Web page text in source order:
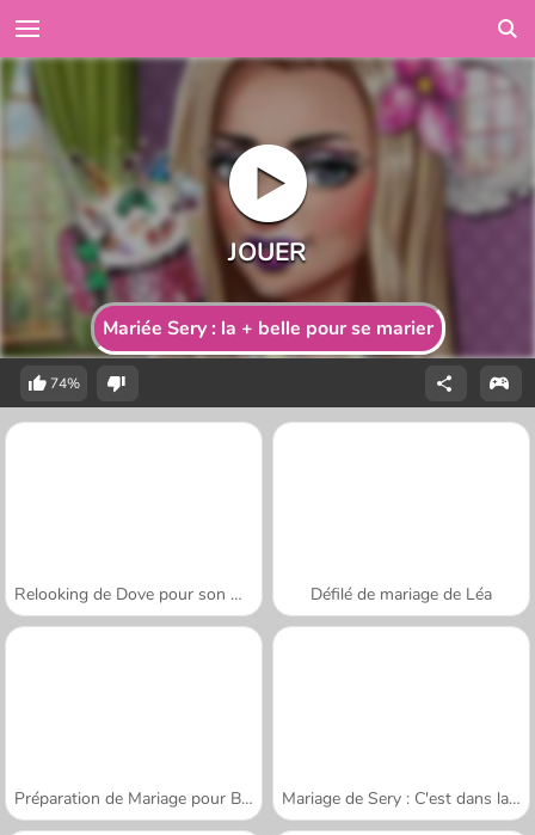
Mariée Sery : la + belle pour se marier
74%
Relooking de Dove pour son mariage Défilé de mariage de Léa
Préparation de Mariage pour Blondie Mariage de Sery : C'est dans la boîte